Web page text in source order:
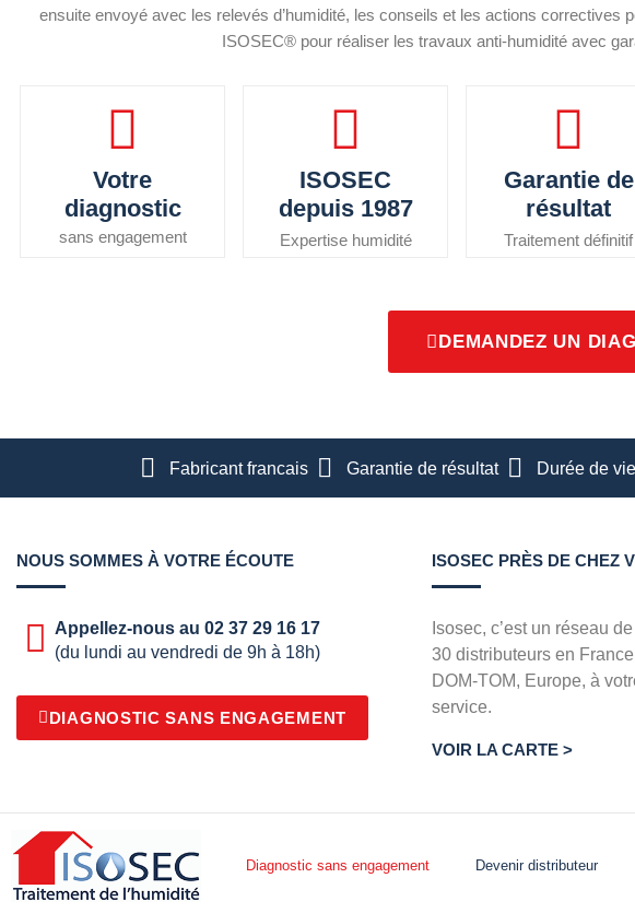
ensuite envoyé avec les relevés d’humidité, les conseils et les actions correctives
ISOSEC® pour réaliser les travaux anti-humidité avec
Votre
diagnostic
sans engagement
ISOSEC
depuis 1987
Expertise humidité
Garantie de
résultat
Traitement définitif
DEMANDEZ UN
Fabricant francais Garantie de résultat Durée de
NOUS SOMMES À VOTRE ÉCOUTE
Appellez-nous au 02 37 29 16 17
(du lundi au vendredi de 9h à 18h)
DIAGNOSTIC SANS ENGAGEMENT
ISOSEC PRÈS DE CHEZ
Isosec, c’est un réseau de
30 distributeurs en
DOM-TOM, Europe, à
service.
VOIR LA CARTE >
Diagnostic sans engagement Devenir distributeur